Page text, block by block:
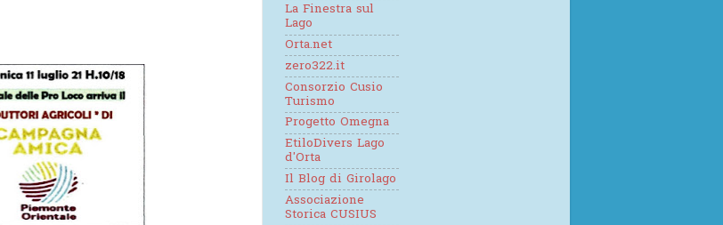
La Finestra sul
Lago
Orta.net
zero322.it
Consorzio Cusio
Turismo
Progetto Omegna
EtiloDivers Lago
d'Orta
Il Blog di Girolago
Associazione
Storica CUSIUS